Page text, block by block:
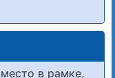
в рамке,